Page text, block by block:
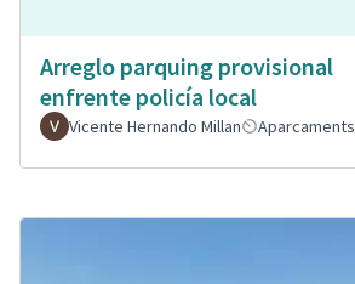
Arreglo parquing provisional
enfrente policía local
Vicente Hernando Millan Aparcaments